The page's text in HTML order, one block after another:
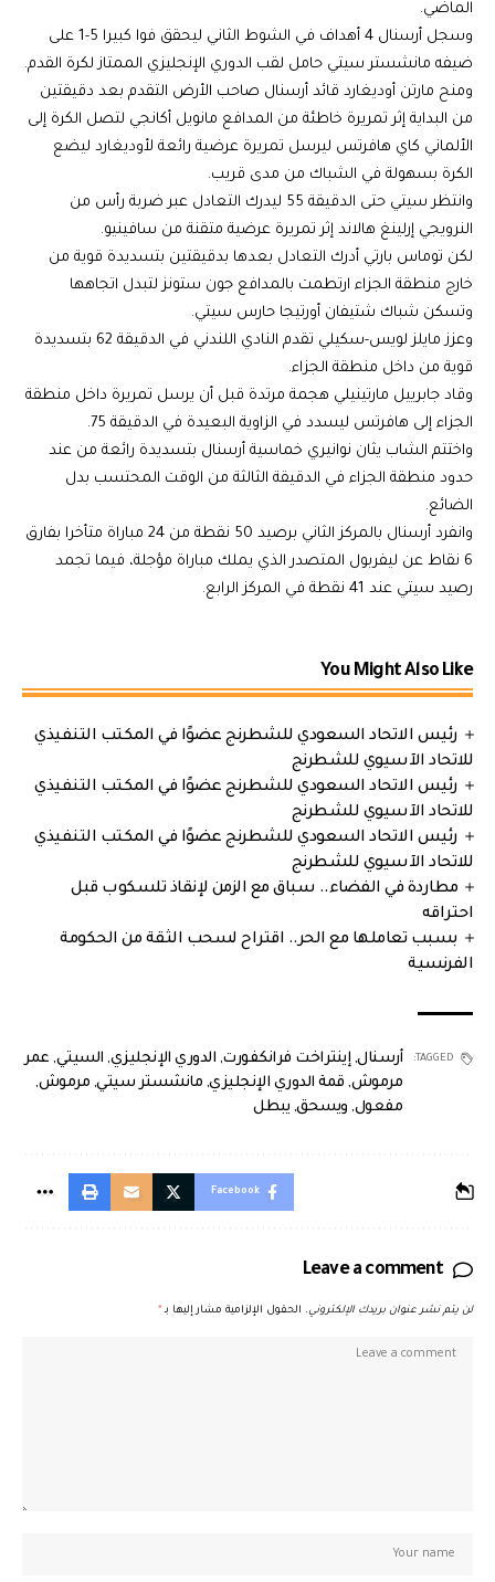
الماضي.
وسجل أرسنال 4 أهداف في الشوط الثاني ليحقق فوا كبيرا 5-1 على
ضيفه مانشستر سيتي حامل لقب الدوري الإنجليزي الممتاز لكرة القدم.
ومنح مارتن أوديغارد قائد أرسنال صاحب الأرض التقدم بعد دقيقتين
من البداية إثر تمريرة خاطئة من المدافع مانويل أكانجي لتصل الكرة إلى
الألماني كاي هافرتس ليرسل تمريرة عرضية رائعة لأوديغارد ليضع
الكرة بسهولة في الشباك من مدى قريب.
وانتظر سيتي حتى الدقيقة 55 ليدرك التعادل عبر ضربة رأس من
النرويجي إرلينغ هالاند إثر تمريرة عرضية متقنة من سافينيو.
لكن توماس بارتي أدرك التعادل بعدها بدقيقتين بتسديدة قوية من
خارج منطقة الجزاء ارتطمت بالمدافع جون ستونز لتبدل اتجاهها
وتسكن شباك شتيفان أورتيجا حارس سيتي.
وعزز مايلز لويس-سكيلي تقدم النادي اللندني في الدقيقة 62 بتسديدة
قوية من داخل منطقة الجزاء.
وقاد جابرييل مارتينيلي هجمة مرتدة قبل أن يرسل تمريرة داخل منطقة
الجزاء إلى هافرتس ليسدد في الزاوية البعيدة في الدقيقة 75.
واختتم الشاب يثان نوانيري خماسية أرسنال بتسديدة رائعة من عند
حدود منطقة الجزاء في الدقيقة الثالثة من الوقت المحتسب بدل
الضائع.
وانفرد أرسنال بالمركز الثاني برصيد 50 نقطة من 24 مباراة متأخرا بفارق
6 نقاط عن ليفربول المتصدر الذي يملك مباراة مؤجلة، فيما تجمد
رصيد سيتي عند 41 نقطة في المركز الرابع.
You Might Also Like
رئيس الاتحاد السعودي للشطرنج عضوًا في المكتب التنفيذي
للاتحاد الآسيوي للشطرنج
رئيس الاتحاد السعودي للشطرنج عضوًا في المكتب التنفيذي
للاتحاد الآسيوي للشطرنج
رئيس الاتحاد السعودي للشطرنج عضوًا في المكتب التنفيذي
للاتحاد الآسيوي للشطرنج
مطاردة في الفضاء.. سباق مع الزمن لإنقاذ تلسكوب قبل
احتراقه
بسبب تعاملها مع الحر.. اقتراح لسحب الثقة من الحكومة
الفرنسية
TAGGED: أرسنال, إينتراخت فرانكفورت, الدوري الإنجليزي, السيتي, عمر
مرموش, قمة الدوري الإنجليزي, مانشستر سيتي, مرموش,
مفعول, ويسحق, يبطل
Facebook
Leave a comment
لن يتم نشر عنوان بريدك الإلكتروني. الحقول الإلزامية مشار إليها بـ *